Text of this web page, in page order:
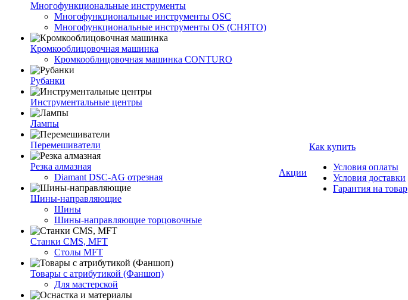
Многофункциональные инструменты
Многофункциональные инструменты OSC
Многофункциональные инструменты OS (СНЯТО)
Кромкооблицовочная машинка
Кромкооблицовочная машинка CONTURO
Рубанки
Инструментальные центры
Лампы
Перемешиватели
Резка алмазная
Diamant DSC-AG отрезная
Шины-направляющие
Шины
Шины-направляющие торцовочные
Станки CMS, MFT
Столы MFT
Товары с атрибутикой (Фаншоп)
Для мастерской
Акции
Как купить
Условия оплаты
Условия доставки
Гарантия на товар